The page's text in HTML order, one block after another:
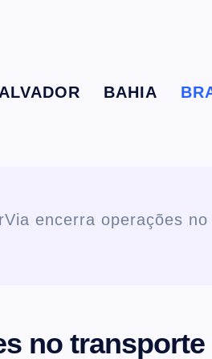
BAHIA
encerra operações
no